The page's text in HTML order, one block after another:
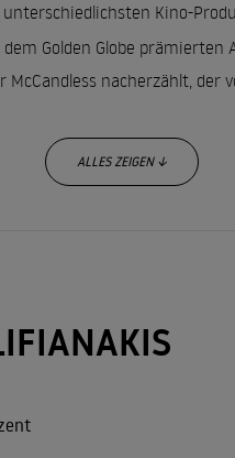
Kino-
Golden Globe prämierten
nacherzählt,
ALLES ZEIGEN ↓
Filmangebote: Ein
und der Vorlage von Francis